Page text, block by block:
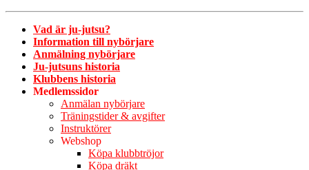
Vad är ju-jutsu?
Information till nybörjare
Anmälning nybörjare
Ju-jutsuns historia
Klubbens historia
Medlemssidor
Anmälan nybörjare
Träningstider & avgifter
Instruktörer
Webshop
Köpa klubbtröjor
Köpa dräkt